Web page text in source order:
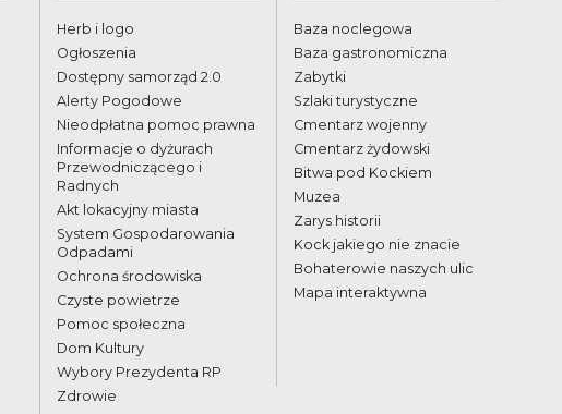
Herb i logo
Ogłoszenia
Dostępny samorząd 2.0
Alerty Pogodowe
Nieodpłatna pomoc prawna
Informacje o dyżurach
Przewodniczącego i
Radnych
Akt lokacyjny miasta
System Gospodarowania
Odpadami
Ochrona środowiska
Czyste powietrze
Pomoc społeczna
Dom Kultury
Wybory Prezydenta RP
Zdrowie
Baza noclegowa
Baza gastronomiczna
Zabytki
Szlaki turystyczne
Cmentarz wojenny
Cmentarz żydowski
Bitwa pod Kockiem
Muzea
Zarys historii
Kock jakiego nie znacie
Bohaterowie naszych ulic
Mapa interaktywna